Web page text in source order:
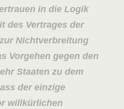
in die Logik
des Vertrages der
Nichtverbreitung
Vorgehen gegen den
Staaten zu dem
der einzige
willkürlichen